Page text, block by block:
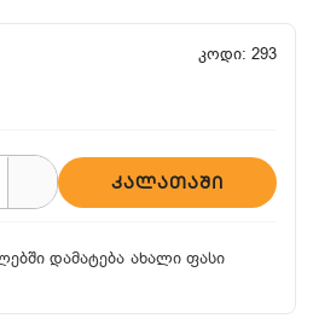
კოდი: 293
ᲙᲐᲚᲐᲗᲐᲨᲘ
დამატება ახალი ფასი